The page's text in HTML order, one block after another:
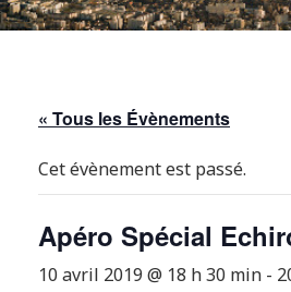
« Tous les Évènements
Cet évènement est passé.
Apéro Spécial
10 avril 2019 @ 18 h 30 min -